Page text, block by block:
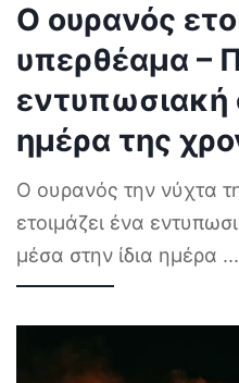
Ο ουρανός
υπερθέαμα –
εντυπωσιακή
ημέρα της
Ο ουρανός την νύχτα
ετοιμάζει ένα
μέσα στην ίδια ημέρα ...